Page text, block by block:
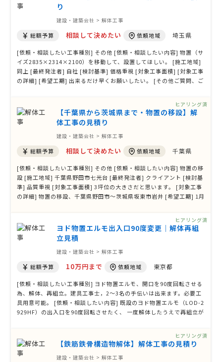
り
建設・建築会社 > 解体工事
総額予算 相談して決めたい 依頼地域 埼玉県
[依頼・相談したい工事種別] その他 [依頼・相談したい内容] 物置（サ
イズ2835×2314×2100）を移動して、設置してほしい。 [施工地域]
同上 [最終発注者] 自社 [検討基準] 価格重視 [対象工事面積] [対象工事
の詳細] [希望工期] 出来るだけ早くお願いしたい。 [その他ご質問、ご
【千葉県から茨城県まで・物置の移設】解
体工事の見積り
建設・建築会社 > 解体工事
総額予算 相談して決めたい 依頼地域 千葉県
[依頼・相談したい工事種別] その他 [依頼・相談したい内容] 物置の移
設 [施工地域] 千葉県野田市七光台 [最終発注者] クライアント [検討基
準] 品質重視 [対象工事面積] 3坪位の大きさだと思います。 [対象工事
の詳細] 物置の移設、千葉県野田市～茨城県坂東市岩井 [希望工期] 1月
来 …
ヒアリング済
ヨド物置エルモ出入口90度変更｜解体再組
立見積
建設・建築会社 > 解体工事
総額予算 10万円まで 依頼地域 東京都
[依頼・相談したい工事種別] ヨド物置エルモ、開口を90度回転させる
為、解体、再組立。建具工事士，2〜3名の手伝いは出来ます。必要工
具用意可能。 [依頼・相談したい内容] 既設のヨド物置エルモ（LOD-2
929HF）の出入口を90度回転させたく、 一度解体したうえで再組立が
解体・再組立工事を …
ヒアリング済
【鉄筋鉄骨構造物解体】解体工事の見積り
建設・建築会社 > 解体工事
ヒアリング済